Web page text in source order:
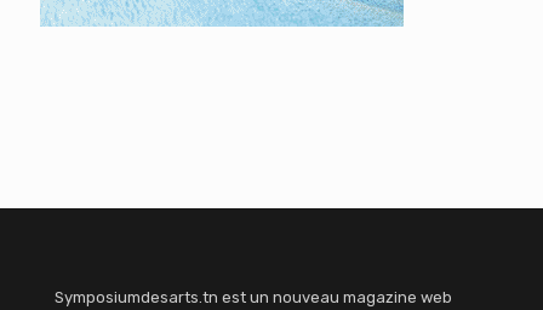
Symposiumdesarts.tn est un nouveau magazine web